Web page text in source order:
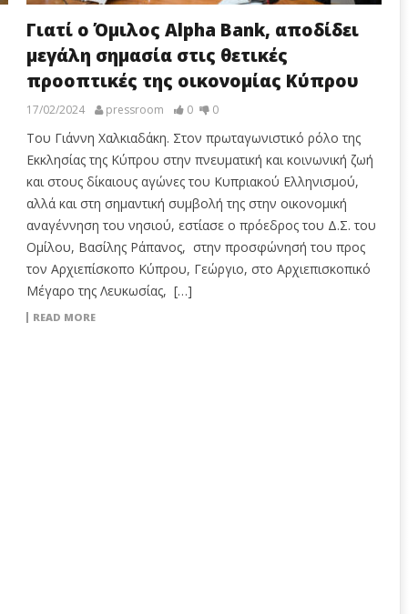
Γιατί ο Όμιλος Alpha Bank, αποδίδει
μεγάλη σημασία στις θετικές
προοπτικές της οικονομίας Κύπρου
17/02/2024 pressroom 0 0
Του Γιάννη Χαλκιαδάκη. Στον πρωταγωνιστικό ρόλο της
Εκκλησίας της Κύπρου στην πνευματική και κοινωνική ζωή
και στους δίκαιους αγώνες του Κυπριακού Ελληνισμού,
αλλά και στη σημαντική συμβολή της στην οικονομική
αναγέννηση του νησιού, εστίασε ο πρόεδρος του Δ.Σ. του
Ομίλου, Βασίλης Ράπανος, στην προσφώνησή του προς
τον Αρχιεπίσκοπο Κύπρου, Γεώργιο, στο Αρχιεπισκοπικό
Μέγαρο της Λευκωσίας, […]
READ MORE